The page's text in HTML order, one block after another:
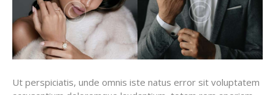
Ut perspiciatis, unde omnis iste natus error sit voluptatem